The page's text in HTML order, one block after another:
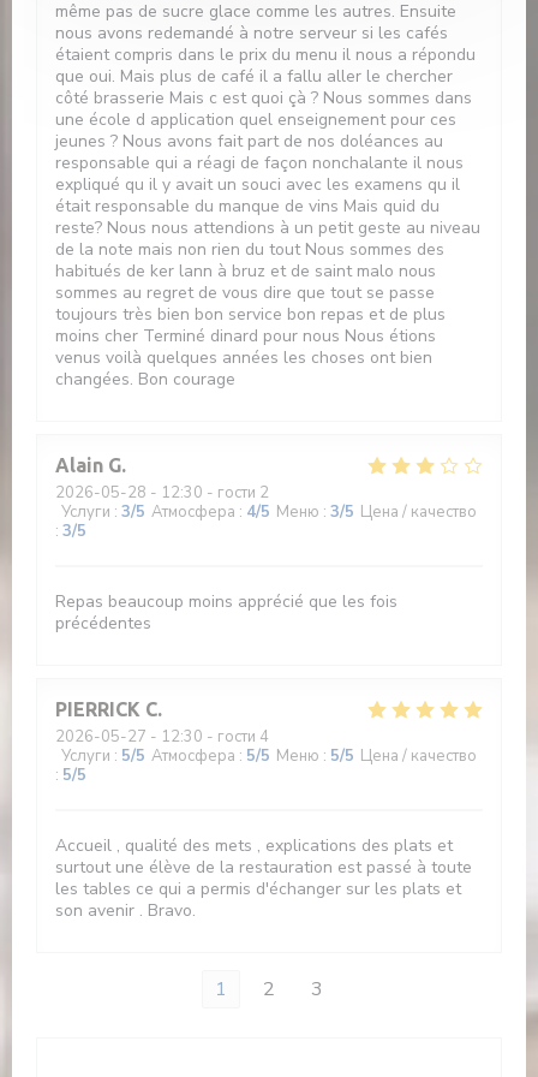
même pas de sucre glace comme les autres. Ensuite
nous avons redemandé à notre serveur si les cafés
étaient compris dans le prix du menu il nous a répondu
que oui. Mais plus de café il a fallu aller le chercher
côté brasserie Mais c est quoi çà ? Nous sommes dans
une école d application quel enseignement pour ces
jeunes ? Nous avons fait part de nos doléances au
responsable qui a réagi de façon nonchalante il nous
expliqué qu il y avait un souci avec les examens qu il
était responsable du manque de vins Mais quid du
reste? Nous nous attendions à un petit geste au niveau
de la note mais non rien du tout Nous sommes des
habitués de ker lann à bruz et de saint malo nous
sommes au regret de vous dire que tout se passe
toujours très bien bon service bon repas et de plus
moins cher Terminé dinard pour nous Nous étions
venus voilà quelques années les choses ont bien
changées. Bon courage
Alain G
2026-05-28 - 12:30 - гости 2
Услуги : 3/5 Атмосфера : 4/5 Меню : 3/5 Цена / качество
: 3/5
Repas beaucoup moins apprécié que les fois
précédentes
PIERRICK C
2026-05-27 - 12:30 - гости 4
Услуги : 5/5 Атмосфера : 5/5 Меню : 5/5 Цена / качество
: 5/5
Accueil , qualité des mets , explications des plats et
surtout une élève de la restauration est passé à toute
les tables ce qui a permis d'échanger sur les plats et
son avenir . Bravo.
1 2 3